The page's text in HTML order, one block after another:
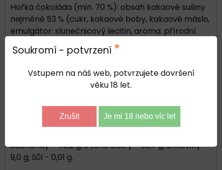
Hořká čokoláda (min. 70 %): obsah kakaové sušiny
nejméně 53 % (cukr, kakaové boby, kakaové máslo,
emulgátor: slunečnicový lecitin, aroma: přírodní
vanilka), mandle pražené jádra (min. 17 %),
cejlonská skořice (min. 0,7 %). Může obsahovat
mléko, arašídy a suché skořápkové plody.
Uchovávejte v chladu a suchu. Vyrobeno v České
Energetické hodnoty pro 100 g:
Energetická hodnota - 2341 kJ/ 560 kcal; Tuky -
Sacharidy - 40,2 g, z toho cukry - 33,7 g; Bílkoviny -
9,0 g; Sůl - 0,01 g.
Soukromí - potvrzení *
Vstupem na náš web, potvrzujete dovršení
věku 18 let.
Zrušit Je mi 18 nebo víc let